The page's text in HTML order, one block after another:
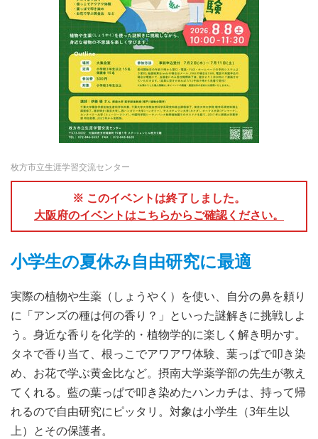
枚方市立生涯学習交流センター
※ このイベントは終了しました。
大阪府のイベントはこちらからご確認ください。
小学生の夏休み自由研究に最適
実際の植物や生薬（しょうやく）を使い、自分の鼻を頼り
に「アンズの種は何の香り？」といった謎解きに挑戦しよ
う。身近な香りを化学的・植物学的に楽しく解き明かす。
タネで香り当て、根っこでアワアワ体験、葉っぱで叩き染
め、お花で学ぶ黄金比など。摂南大学薬学部の先生が教え
てくれる。藍の葉っぱで叩き染めたハンカチは、持って帰
れるので自由研究にピッタリ。対象は小学生（3年生以
上）とその保護者。